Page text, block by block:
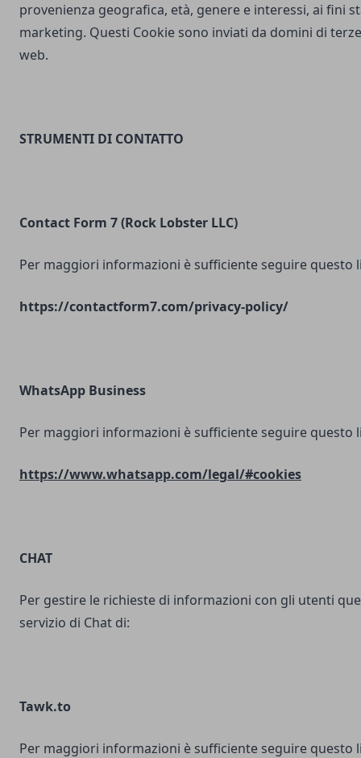
provenienza geografica, età, genere e interessi, ai fini
marketing. Questi Cookie sono inviati da domini di
web.
STRUMENTI DI CONTATTO
Contact Form 7 (Rock Lobster LLC)
Per maggiori informazioni è sufficiente seguire questo
https://contactform7.com/privacy-policy/
WhatsApp Business
Per maggiori informazioni è sufficiente seguire questo
https://www.whatsapp.com/legal/#cookies
CHAT
Per gestire le richieste di informazioni con gli utenti
servizio di Chat di:
Tawk.to
Per maggiori informazioni è sufficiente seguire questo